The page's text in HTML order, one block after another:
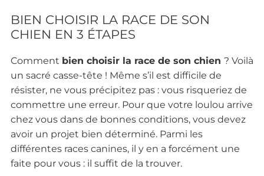
BIEN CHOISIR LA RACE DE SON
CHIEN EN 3 ÉTAPES
Comment bien choisir la race de son chien ? Voilà
un sacré casse-tête ! Même s’il est difficile de
résister, ne vous précipitez pas : vous risqueriez de
commettre une erreur. Pour que votre loulou arrive
chez vous dans de bonnes conditions, vous devez
avoir un projet bien déterminé. Parmi les
différentes races canines, il y en a forcément une
faite pour vous : il suffit de la trouver.